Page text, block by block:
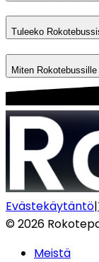
Tuleeko
Miten
Evästekäytäntö|
©2026
Meistä